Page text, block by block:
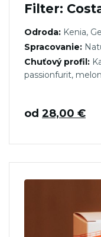
Filter:
Odroda: Kenia,
Spracovanie:
Chuťový profil:
passionfurit, melon
od 28,00 €